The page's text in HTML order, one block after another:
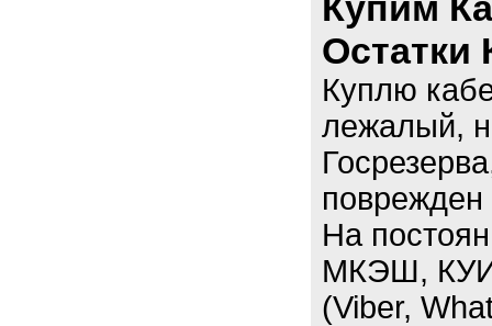
Остатки
Куплю
лежалый,
поврежден
На
МКЭШ,
(Viber,